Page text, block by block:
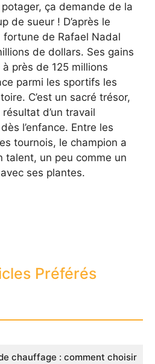
ça demande de la
de sueur ! D’après le
fortune de Rafael Nadal
de dollars. Ses gains
à près de 125 millions
parmi les sportifs les
C’est un sacré trésor,
d’un travail
l’enfance. Entre les
tournois, le champion a
talent, un peu comme un
ses plantes.
Préférés
chauffage : comment choisir